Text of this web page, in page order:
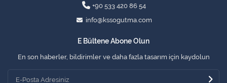
+90 533 420 86 54
info@kssogutma.com
E Bültene Abone Olun
En son haberler, bildirimler ve daha fazla tasarım için kaydolun